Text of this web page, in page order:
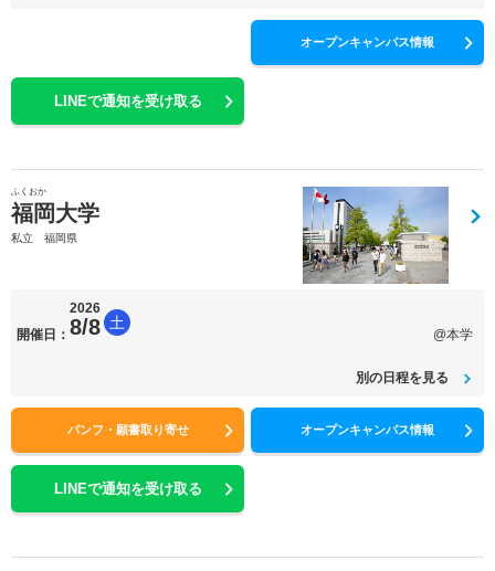
オープンキャンパス情報
LINEで通知を受け取る
ふくおか
福岡大学
私立 福岡県
開催日：
2026
8/8 土
@本学
別の日程を見る
パンフ・願書取り寄せ オープンキャンパス情報
LINEで通知を受け取る